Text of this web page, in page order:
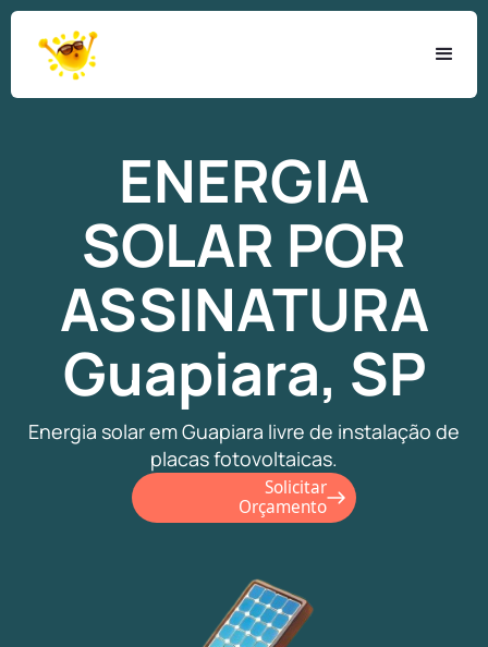
ENERGIA
SOLAR POR
ASSINATURA
Guapiara, SP
Energia solar em Guapiara livre de instalação de
placas fotovoltaicas.
Solicitar
Orçamento